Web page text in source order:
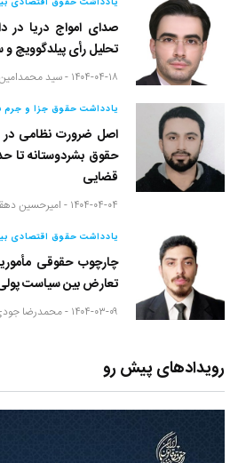
یادداشت حقوق اقتصادی
صدای امواج دریا در
تحلیل رأی پیلدگوویچ و
۱۴۰۴-۰۴-۱۸ - سید
یادداشت حقوق جزا و جرم
اصل ضرورت نظامی در
حقوق بشردوستانه تا
قضایی
۱۴۰۴-۰۴-۰۴ - امیرحسین
یادداشت حقوق اقتصادی
چارچوب حقوقی
تعارض بین سیاست
۱۴۰۴-۰۳-۰۹ - محمدرضا
رویدادهای پیش رو